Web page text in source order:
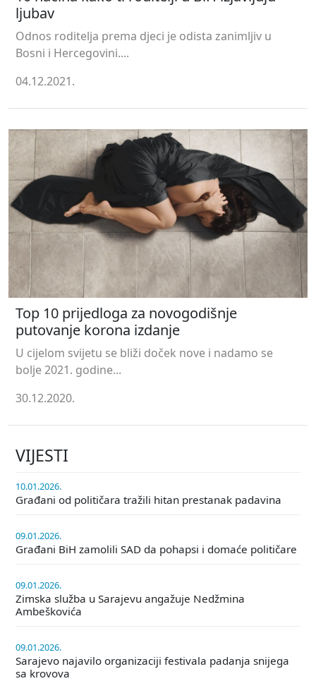
ljubav
Odnos roditelja prema djeci je odista zanimljiv u
Bosni i Hercegovini....
04.12.2021.
Top 10 prijedloga za novogodišnje
putovanje korona izdanje
U cijelom svijetu se bliži doček nove i nadamo se
bolje 2021. godine...
30.12.2020.
VIJESTI
10.01.2026.
Građani od političara tražili hitan prestanak padavina
09.01.2026.
Građani BiH zamolili SAD da pohapsi i domaće političare
09.01.2026.
Zimska služba u Sarajevu angažuje Nedžmina
Ambeškovića
09.01.2026.
Sarajevo najavilo organizaciji festivala padanja snijega
sa krovova